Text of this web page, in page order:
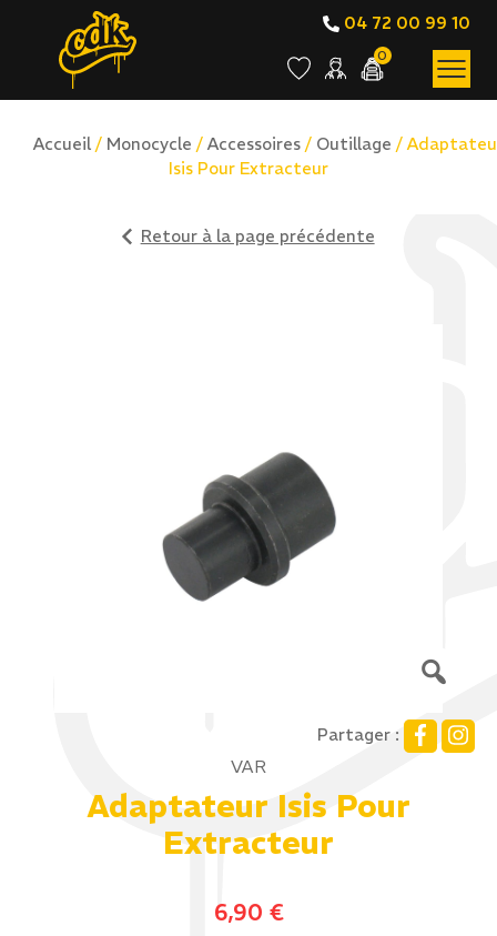
04 72 00 99 10
0
Accueil / Monocycle / Accessoires / Outillage /
Isis Pour Extracteur
Retour à la page précédente
Partager :
VAR
Adaptateur Isis Pour
Extracteur
6,90 €